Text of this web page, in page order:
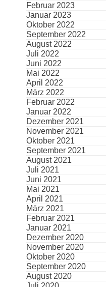
Februar 2023
Januar 2023
Oktober 2022
September 2022
August 2022
Juli 2022
Juni 2022
Mai 2022
April 2022
März 2022
Februar 2022
Januar 2022
Dezember 2021
November 2021
Oktober 2021
September 2021
August 2021
Juli 2021
Juni 2021
Mai 2021
April 2021
März 2021
Februar 2021
Januar 2021
Dezember 2020
November 2020
Oktober 2020
September 2020
August 2020